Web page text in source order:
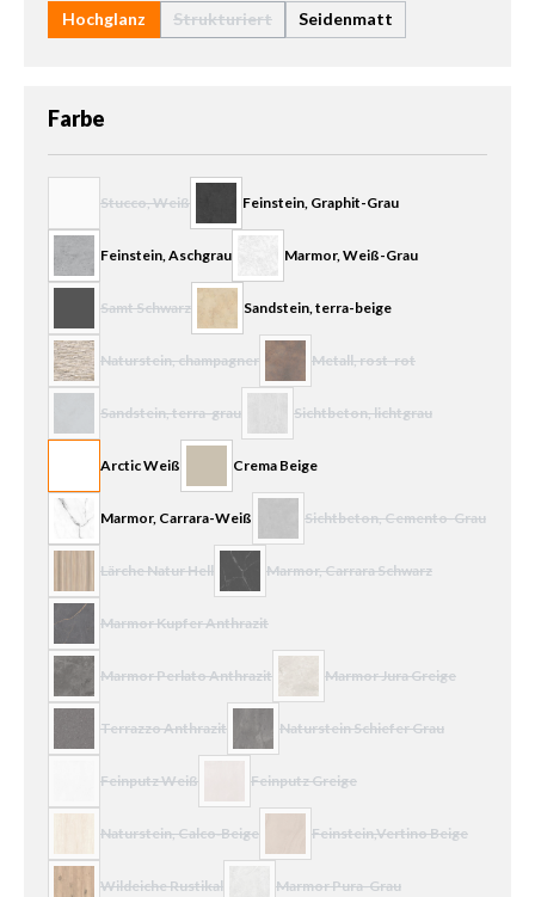
Hochglanz Strukturiert Seidenmatt
Farbe
Stucco, Weiß
(Diese Option ist zurzeit nicht verfügbar.)
Feinstein, Graphit-Grau
Feinstein, Aschgrau Marmor, Weiß-Grau
Samt Schwarz
(Diese Option ist zurzeit nicht verfügbar.)
Sandstein, terra-beige
Naturstein, champagner
(Diese Option ist zurzeit nicht verfügbar.)
Metall, rost-rot
(Diese Option ist zurzeit nicht
Sandstein, terra-grau
(Diese Option ist zurzeit nicht verfügbar.)
Sichtbeton, lichtgrau
(Diese Option ist zurzeit nicht
Arctic Weiß Crema Beige
Marmor, Carrara-Weiß Sichtbeton, Cemento-Grau
(Diese Option ist zurzeit nicht
Lärche Natur Hell
(Diese Option ist zurzeit nicht verfügbar.)
Marmor, Carrara Schwarz
(Diese Option ist zurzeit nicht
Marmor Kupfer Anthrazit
(Diese Option ist zurzeit nicht verfügbar.)
Marmor Perlato Anthrazit
(Diese Option ist zurzeit nicht verfügbar.)
Marmor Jura Greige
(Diese Option ist zurzeit nicht
Terrazzo Anthrazit Naturstein Schiefer Grau
Feinputz Weiß
(Diese Option ist zurzeit nicht verfügbar.)
Feinputz Greige
(Diese Option ist zurzeit nicht verfügbar.)
Naturstein, Calco‐Beige
(Diese Option ist zurzeit nicht verfügbar.)
Feinstein,Vertino Beige
(Diese Option ist zurzeit nicht
Wildeiche Rustikal Marmor Pura-Grau